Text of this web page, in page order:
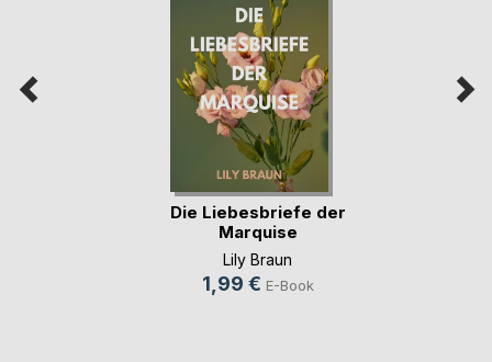
Die Liebesbriefe der
Marquise
Lily Braun
1,99 € E-Book